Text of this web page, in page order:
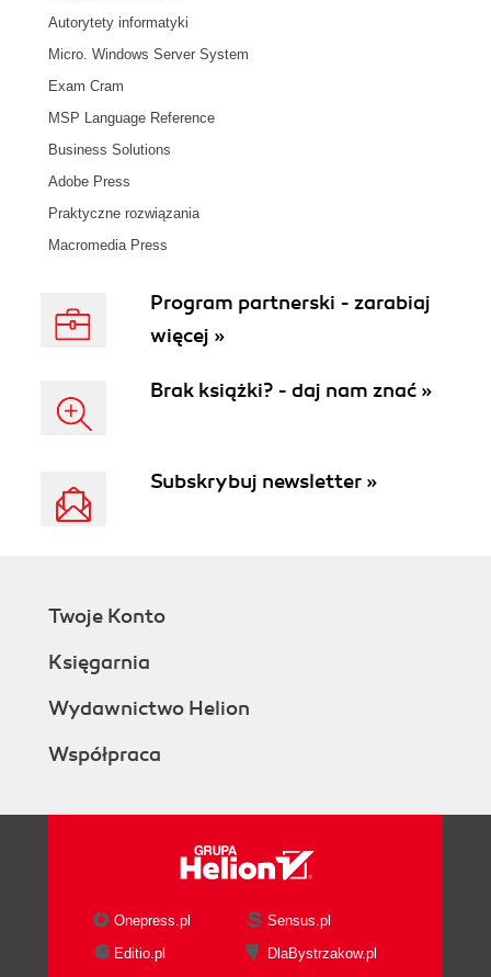
Autorytety informatyki
Micro. Windows Server System
Exam Cram
MSP Language Reference
Business Solutions
Adobe Press
Praktyczne rozwiązania
Macromedia Press
Program partnerski - zarabiaj
więcej »
Brak książki? - daj nam znać »
Subskrybuj newsletter »
Twoje Konto
Księgarnia
Wydawnictwo Helion
Współpraca
Onepress.pl
Sensus.pl
Editio.pl
DlaBystrzakow.pl